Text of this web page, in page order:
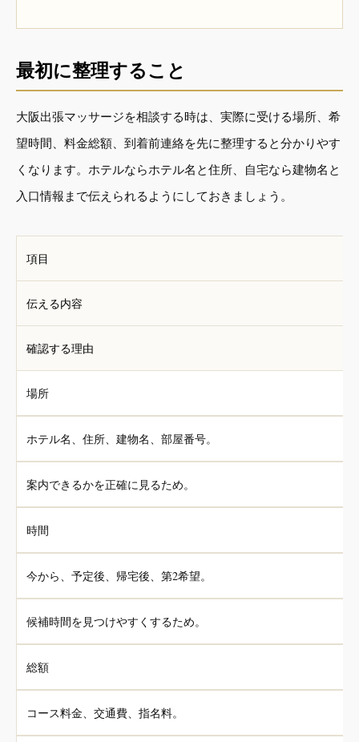
最初に整理すること
大阪出張マッサージを相談する時は、実際に受ける場所、希
望時間、料金総額、到着前連絡を先に整理すると分かりやす
くなります。ホテルならホテル名と住所、自宅なら建物名と
入口情報まで伝えられるようにしておきましょう。
項目
伝える内容
確認する理由
場所
ホテル名、住所、建物名、部屋番号。
案内できるかを正確に見るため。
時間
今から、予定後、帰宅後、第2希望。
候補時間を見つけやすくするため。
総額
コース料金、交通費、指名料。